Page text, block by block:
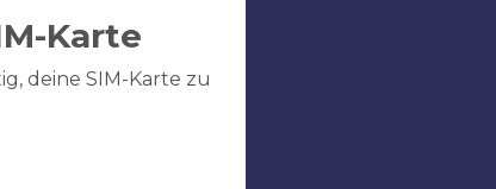
Karte
deine SIM-Karte zu